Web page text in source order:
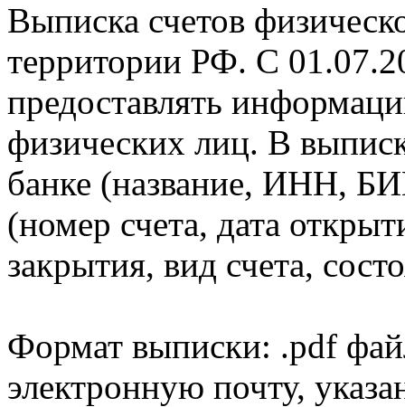
Выписка счетов
территории РФ. С
предоставлять
физических лиц. В
банке (название, ИНН,
(номер счета, дата
закрытия, вид счета,
Формат выписки: .pdf
электронную почту,